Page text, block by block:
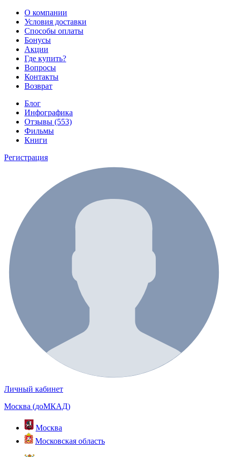
О компании
Условия доставки
Способы оплаты
Бонусы
Акции
Где купить?
Вопросы
Контакты
Возврат
Блог
Инфографика
Отзывы (553)
Фильмы
Книги
Регистрация
Личный кабинет
Москва (доМКАД)
Москва
Московская область